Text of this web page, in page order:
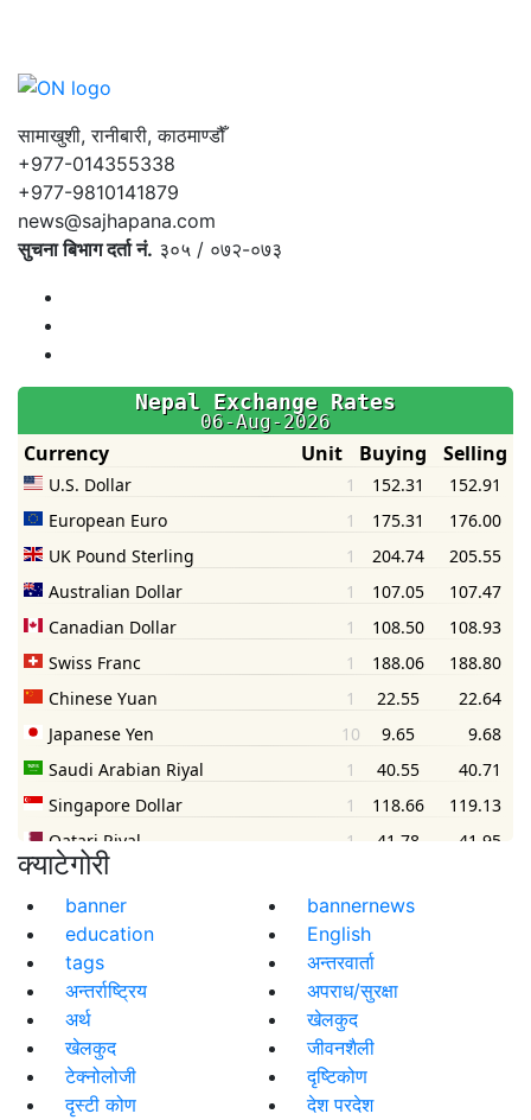
सामाखुशी, रानीबारी, काठमाण्डौँ
+977-014355338
+977-9810141879
news@sajhapana.com
सुचना बिभाग दर्ता नं. ३०५ / ०७२-०७३
क्याटेगोरी
banner
bannernews
education
English
tags
अन्तरवार्ता
अन्तर्राष्ट्रिय
अपराध/सुरक्षा
अर्थ
खेलकुद
खेलकुद
जीवनशैली
टेक्नोलोजी
दृष्टिकोण
दृस्टी कोण
देश परदेश